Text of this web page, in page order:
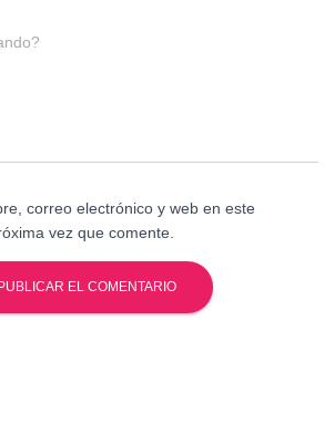
correo electrónico y web en este
vez que comente.